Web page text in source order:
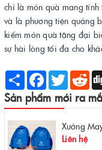
chỉ là món quà mang
và là phương tiện quảng
kiếm món quà tặng đại
sự hài lòng tối đa cho
Share Facebook
Twitter
Sản phẩm mới ra
Liên hệ